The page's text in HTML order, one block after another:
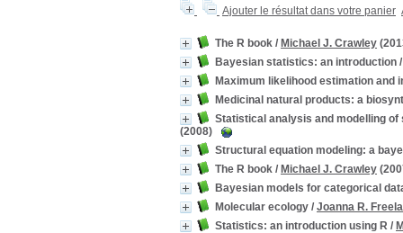
Ajouter le résultat dans votre panier
The R book / Michael J. Crawley
Bayesian statistics: an introduction
Maximum likelihood estimation and
Medicinal natural products: a
Statistical analysis and modelling of
(2008)
Structural equation modeling: a
The R book / Michael J. Crawley
Bayesian models for categorical
Molecular ecology / Joanna R.
Statistics: an introduction using R /